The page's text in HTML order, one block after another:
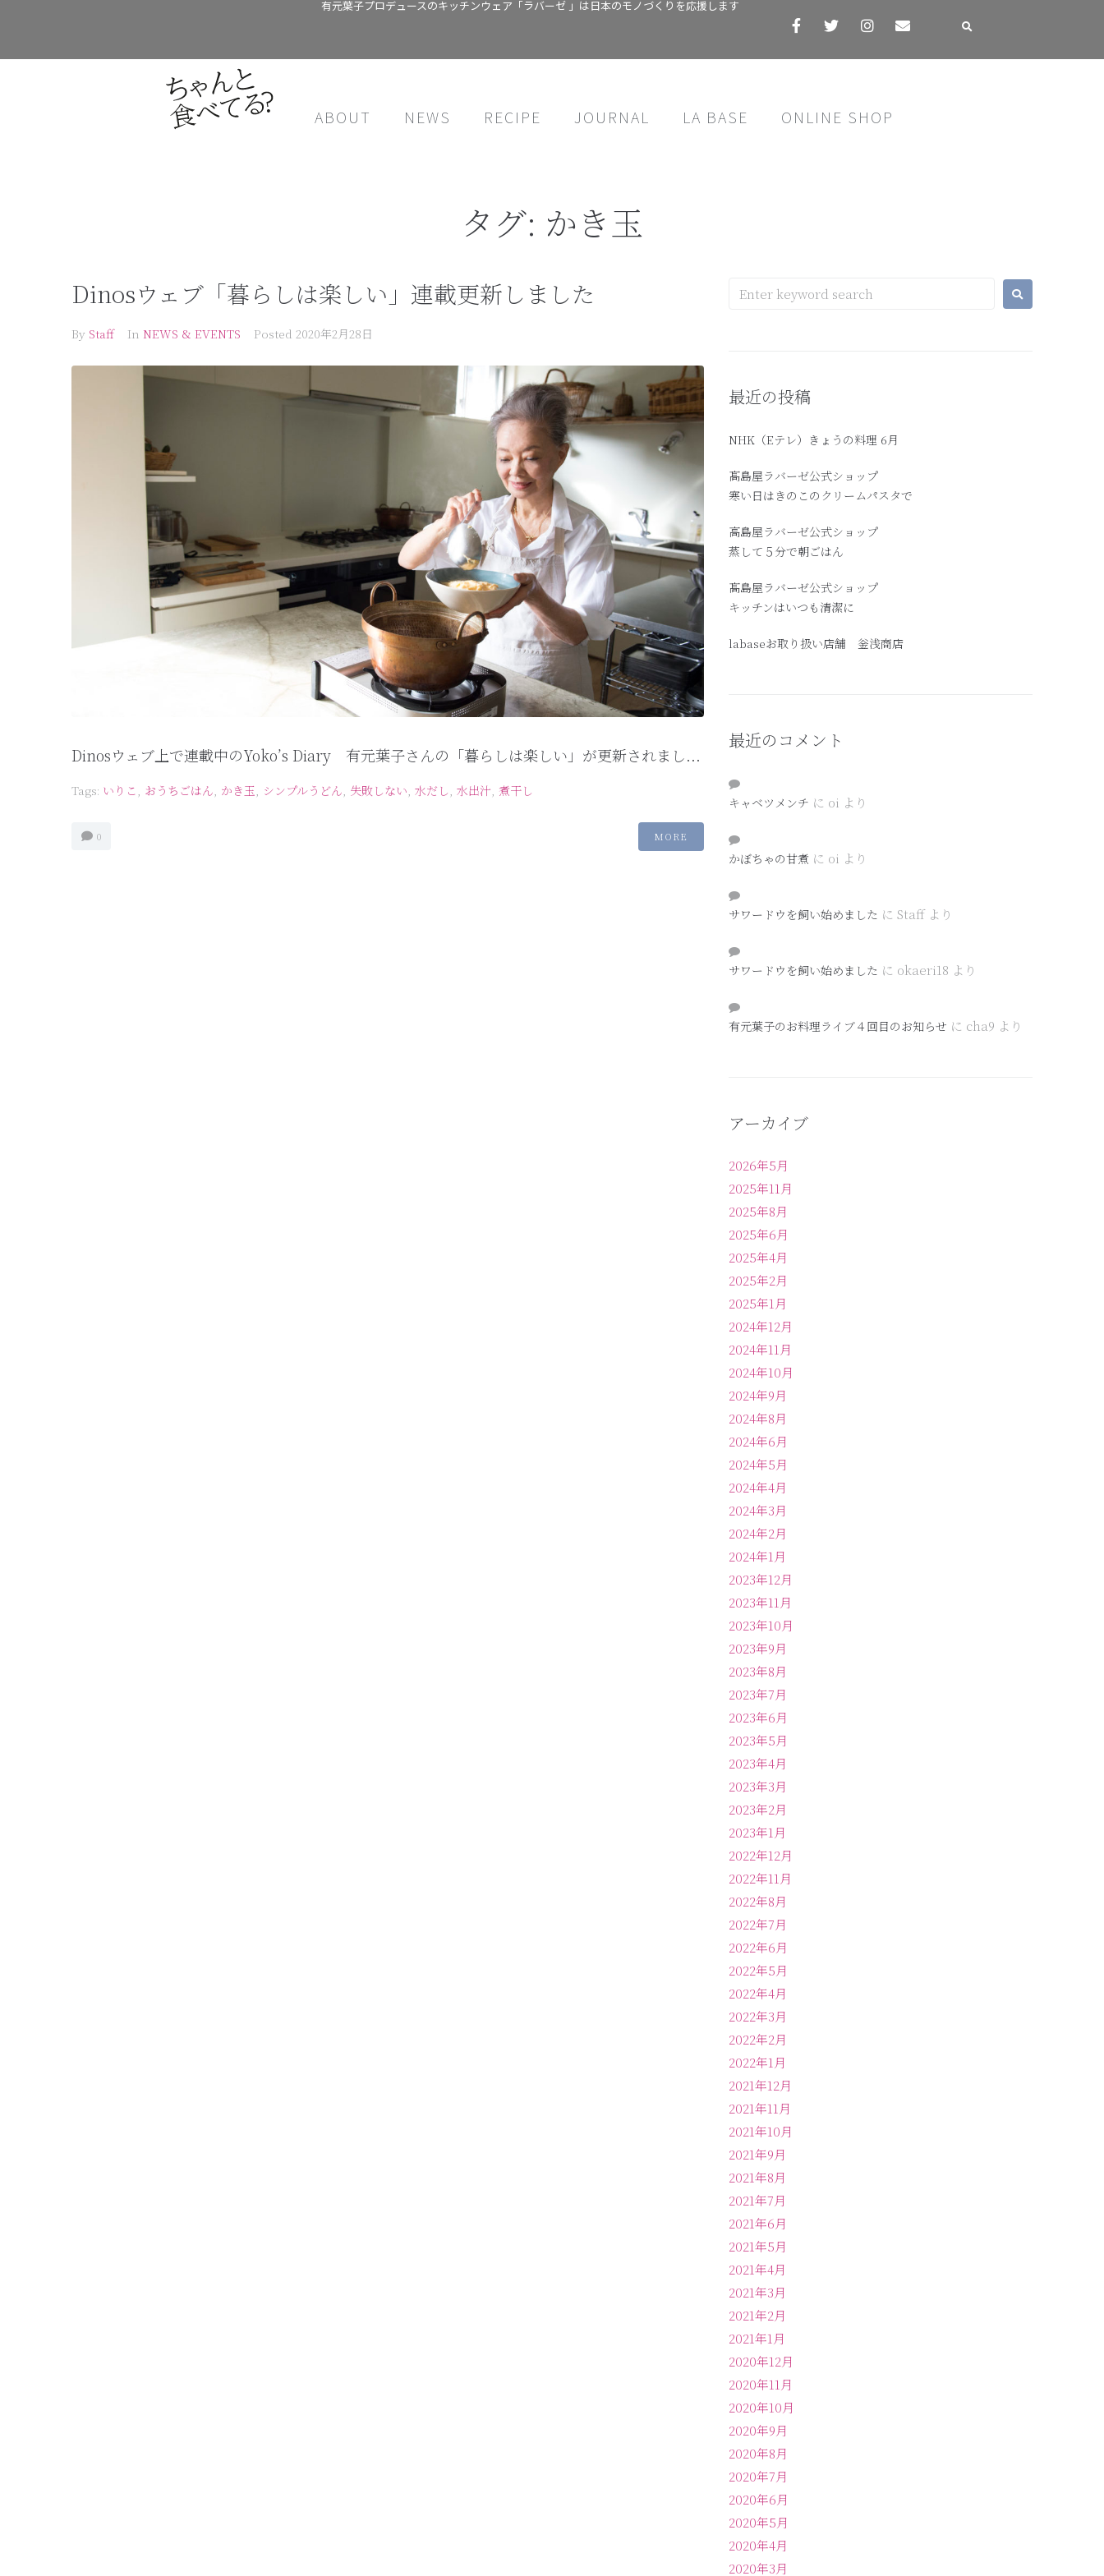
有元葉子プロデュースのキッチンウェア「ラバーゼ 」は日本のモノづくりを応援します
ABOUT NEWS RECIPE JOURNAL LA BASE ONLINE SHOP
タグ: かき玉
Dinosウェブ「暮らしは楽しい」連載更新しました
By Staff In NEWS & EVENTS Posted 2020年2月28日
Dinosウェブ上で連載中のYoko’s Diary 有元葉子さんの「暮らしは楽しい」が更新されまし...
Tags: いりこ おうちごはん かき玉 シンプルうどん 失敗しない 水だし 水出汁 煮干し
0 MORE
最近の投稿
NHK（Eテレ）きょうの料理 6月
髙島屋ラバーゼ公式ショップ
寒い日はきのこのクリームパスタで
高島屋ラバーゼ公式ショップ
蒸して５分で朝ごはん
髙島屋ラバーゼ公式ショップ
キッチンはいつも清潔に
labaseお取り扱い店舗 釡浅商店
最近のコメント
キャベツメンチ に oi より
かぼちゃの甘煮 に oi より
サワードウを飼い始めました に Staffより
サワードウを飼い始めました に okaeri18 より
有元葉子のお料理ライブ４回目のお知らせ に cha9 より
アーカイブ
2026年5月
2025年11月
2025年8月
2025年6月
2025年4月
2025年2月
2025年1月
2024年12月
2024年11月
2024年10月
2024年9月
2024年8月
2024年6月
2024年5月
2024年4月
2024年3月
2024年2月
2024年1月
2023年12月
2023年11月
2023年10月
2023年9月
2023年8月
2023年7月
2023年6月
2023年5月
2023年4月
2023年3月
2023年2月
2023年1月
2022年12月
2022年11月
2022年8月
2022年7月
2022年6月
2022年5月
2022年4月
2022年3月
2022年2月
2022年1月
2021年12月
2021年11月
2021年10月
2021年9月
2021年8月
2021年7月
2021年6月
2021年5月
2021年4月
2021年3月
2021年2月
2021年1月
2020年12月
2020年11月
2020年10月
2020年9月
2020年8月
2020年7月
2020年6月
2020年5月
2020年4月
2020年3月